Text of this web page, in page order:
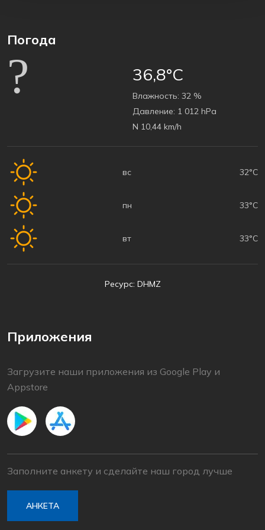
Погода
36,8°C
Bлажность: 32 %
Давление: 1 012 hPa
N 10,44 km/h
вс 32°C
пн 33°C
вт 33°C
Ресурс: DHMZ
Приложения
Загрузите наши приложения из Google Play и
Appstore
Заполните анкету и сделайте наш город лучше
АНКЕТА